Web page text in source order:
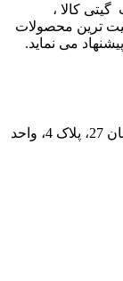
کالا ،
ترین محصولات
می نماید.
میدان آرژانتین، خیابان الوند، نبش خیابان 27، پلاک 4، واحد